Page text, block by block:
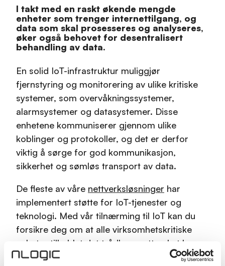
I takt med en raskt økende mengde
enheter som trenger internettilgang, og
data som skal prosesseres og analyseres,
øker også behovet for desentralisert
behandling av data.
En solid IoT-infrastruktur muliggjør
fjernstyring og monitorering av ulike kritiske
systemer, som overvåkningssystemer,
alarmsystemer og datasystemer. Disse
enhetene kommuniserer gjennom ulike
koblinger og protokoller, og det er derfor
viktig å sørge for god kommunikasjon,
sikkerhet og sømløs transport av data.
De fleste av våre nettverksløsninger har
implementert støtte for IoT-tjenester og
teknologi. Med vår tilnærming til IoT kan du
forsikre deg om at alle virksomhetskritiske
enheter tilkoblet det trådløse nettverket kan
kommunisere med hverandre, og styres på en